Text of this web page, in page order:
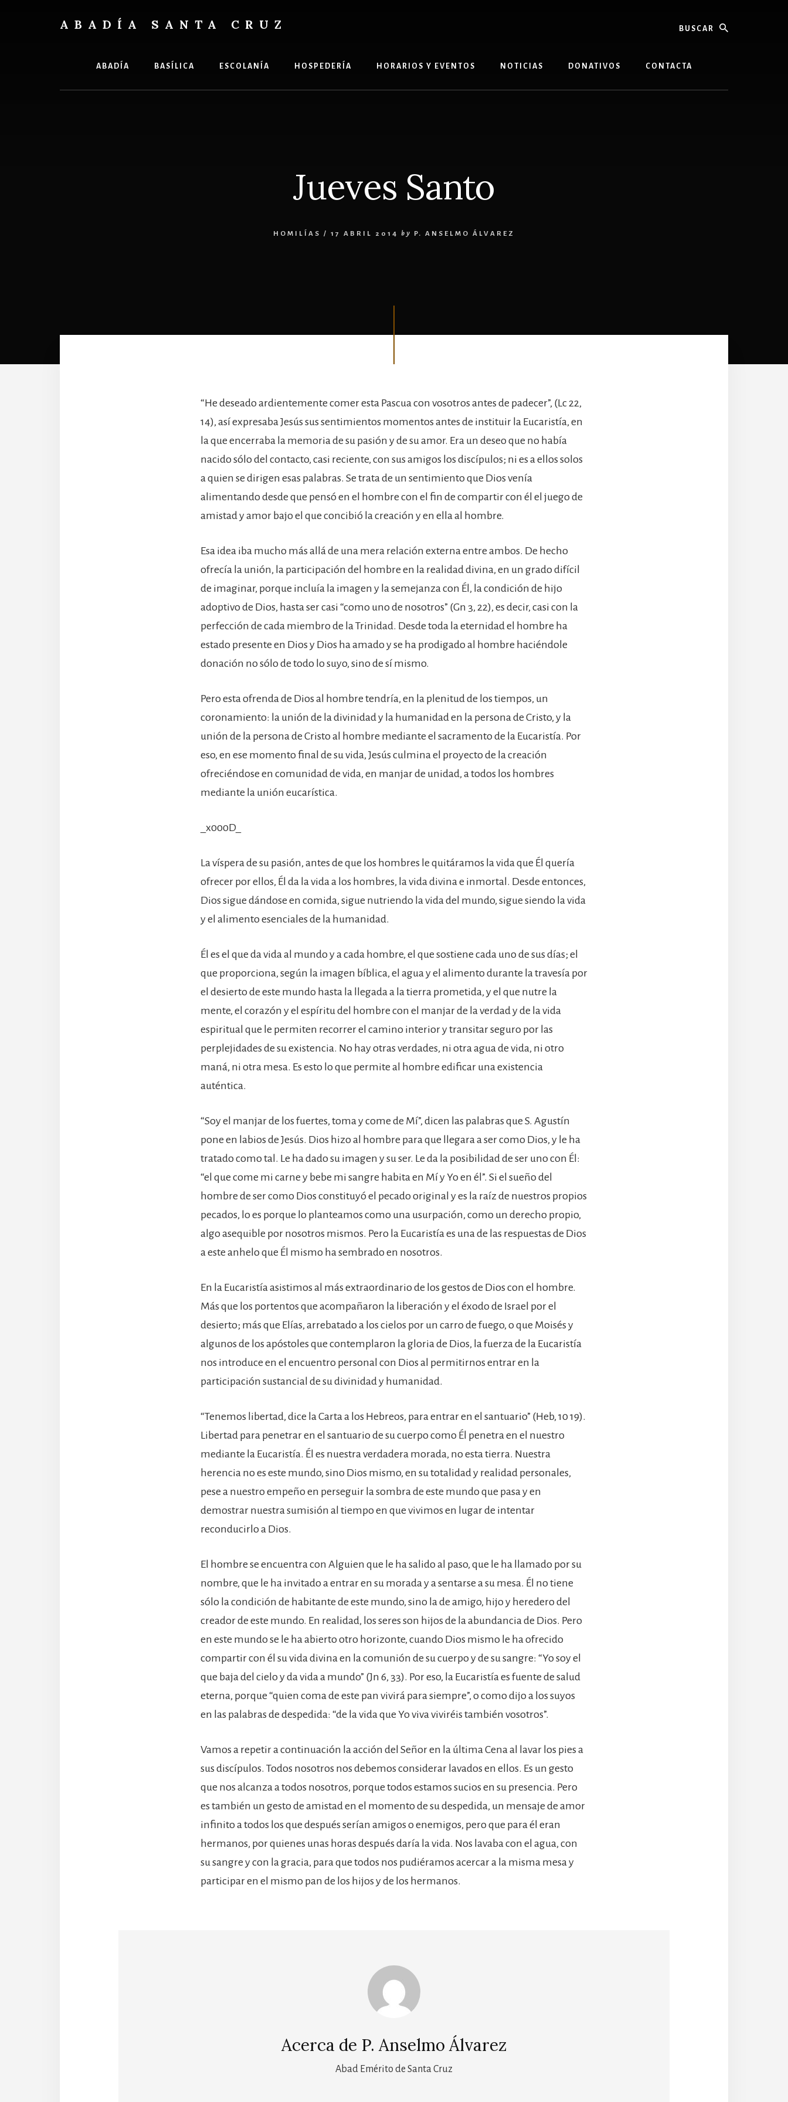
ABADÍA SANTA CRUZ
ABADÍA BASÍLICA ESCOLANÍA HOSPEDERÍA HORARIOS Y EVENTOS NOTICIAS DONATIVOS CONTACTA
Jueves Santo
HOMILÍAS / 17 ABRIL 2014 by P. ANSELMO ÁLVAREZ
“He deseado ardientemente comer esta Pascua con vosotros antes de padecer”, (Lc 22,
14), así expresaba Jesús sus sentimientos momentos antes de instituir la Eucaristía, en
la que encerraba la memoria de su pasión y de su amor. Era un deseo que no había
nacido sólo del contacto, casi reciente, con sus amigos los discípulos; ni es a ellos solos
a quien se dirigen esas palabras. Se trata de un sentimiento que Dios venía
alimentando desde que pensó en el hombre con el fin de compartir con él el juego de
amistad y amor bajo el que concibió la creación y en ella al hombre.
Esa idea iba mucho más allá de una mera relación externa entre ambos. De hecho
ofrecía la unión, la participación del hombre en la realidad divina, en un grado difícil
de imaginar, porque incluía la imagen y la semejanza con Él, la condición de hijo
adoptivo de Dios, hasta ser casi “como uno de nosotros” (Gn 3, 22), es decir, casi con la
perfección de cada miembro de la Trinidad. Desde toda la eternidad el hombre ha
estado presente en Dios y Dios ha amado y se ha prodigado al hombre haciéndole
donación no sólo de todo lo suyo, sino de sí mismo.
Pero esta ofrenda de Dios al hombre tendría, en la plenitud de los tiempos, un
coronamiento: la unión de la divinidad y la humanidad en la persona de Cristo, y la
unión de la persona de Cristo al hombre mediante el sacramento de la Eucaristía. Por
eso, en ese momento final de su vida, Jesús culmina el proyecto de la creación
ofreciéndose en comunidad de vida, en manjar de unidad, a todos los hombres
mediante la unión eucarística.
_x000D_
La víspera de su pasión, antes de que los hombres le quitáramos la vida que Él quería
ofrecer por ellos, Él da la vida a los hombres, la vida divina e inmortal. Desde entonces,
Dios sigue dándose en comida, sigue nutriendo la vida del mundo, sigue siendo la vida
y el alimento esenciales de la humanidad.
Él es el que da vida al mundo y a cada hombre, el que sostiene cada uno de sus días; el
que proporciona, según la imagen bíblica, el agua y el alimento durante la travesía por
el desierto de este mundo hasta la llegada a la tierra prometida, y el que nutre la
mente, el corazón y el espíritu del hombre con el manjar de la verdad y de la vida
espiritual que le permiten recorrer el camino interior y transitar seguro por las
perplejidades de su existencia. No hay otras verdades, ni otra agua de vida, ni otro
maná, ni otra mesa. Es esto lo que permite al hombre edificar una existencia
auténtica.
“Soy el manjar de los fuertes, toma y come de Mí”, dicen las palabras que S. Agustín
pone en labios de Jesús. Dios hizo al hombre para que llegara a ser como Dios, y le ha
tratado como tal. Le ha dado su imagen y su ser. Le da la posibilidad de ser uno con Él:
“el que come mi carne y bebe mi sangre habita en Mí y Yo en él”. Si el sueño del
hombre de ser como Dios constituyó el pecado original y es la raíz de nuestros propios
pecados, lo es porque lo planteamos como una usurpación, como un derecho propio,
algo asequible por nosotros mismos. Pero la Eucaristía es una de las respuestas de Dios
a este anhelo que Él mismo ha sembrado en nosotros.
En la Eucaristía asistimos al más extraordinario de los gestos de Dios con el hombre.
Más que los portentos que acompañaron la liberación y el éxodo de Israel por el
desierto; más que Elías, arrebatado a los cielos por un carro de fuego, o que Moisés y
algunos de los apóstoles que contemplaron la gloria de Dios, la fuerza de la Eucaristía
nos introduce en el encuentro personal con Dios al permitirnos entrar en la
participación sustancial de su divinidad y humanidad.
“Tenemos libertad, dice la Carta a los Hebreos, para entrar en el santuario” (Heb, 10 19).
Libertad para penetrar en el santuario de su cuerpo como Él penetra en el nuestro
mediante la Eucaristía. Él es nuestra verdadera morada, no esta tierra. Nuestra
herencia no es este mundo, sino Dios mismo, en su totalidad y realidad personales,
pese a nuestro empeño en perseguir la sombra de este mundo que pasa y en
demostrar nuestra sumisión al tiempo en que vivimos en lugar de intentar
reconducirlo a Dios.
El hombre se encuentra con Alguien que le ha salido al paso, que le ha llamado por su
nombre, que le ha invitado a entrar en su morada y a sentarse a su mesa. Él no tiene
sólo la condición de habitante de este mundo, sino la de amigo, hijo y heredero del
creador de este mundo. En realidad, los seres son hijos de la abundancia de Dios. Pero
en este mundo se le ha abierto otro horizonte, cuando Dios mismo le ha ofrecido
compartir con él su vida divina en la comunión de su cuerpo y de su sangre: “Yo soy el
que baja del cielo y da vida a mundo” (Jn 6, 33). Por eso, la Eucaristía es fuente de salud
eterna, porque “quien coma de este pan vivirá para siempre”, o como dijo a los suyos
en las palabras de despedida: “de la vida que Yo viva viviréis también vosotros”.
Vamos a repetir a continuación la acción del Señor en la última Cena al lavar los pies a
sus discípulos. Todos nosotros nos debemos considerar lavados en ellos. Es un gesto
que nos alcanza a todos nosotros, porque todos estamos sucios en su presencia. Pero
es también un gesto de amistad en el momento de su despedida, un mensaje de amor
infinito a todos los que después serían amigos o enemigos, pero que para él eran
hermanos, por quienes unas horas después daría la vida. Nos lavaba con el agua, con
su sangre y con la gracia, para que todos nos pudiéramos acercar a la misma mesa y
participar en el mismo pan de los hijos y de los hermanos.
Acerca de P. Anselmo Álvarez
Abad Emérito de Santa Cruz